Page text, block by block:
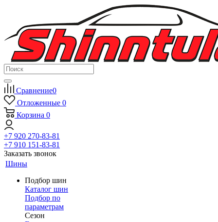
Сравнение0
Отложенные 0
Корзина 0
+7 920 270-83-81
+7 910 151-83-81
Заказать звонок
Шины
Подбор шин
Каталог шин
Подбор по
параметрам
Сезон